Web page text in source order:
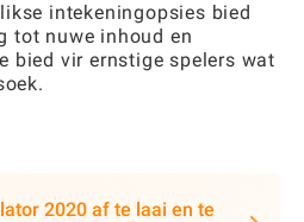
intekeningopsies bied
tot nuwe inhoud en
bied vir ernstige spelers wat
2020 af te laai en te